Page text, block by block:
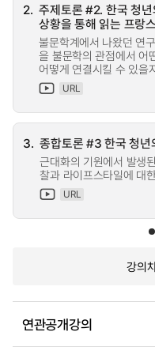
2. 주제토론 #2. 한국 청
상황을 통해 읽는 프랑
불문학계에서 나왔던 연
을 불문학의 관점에서 어
어떻게 연결시킬 수 있을
URL
3. 종합토론 #3 한국 청년
근대화의 기원에서 발생
찰과 라이프스타일에 대
URL
강의
연관공개강의